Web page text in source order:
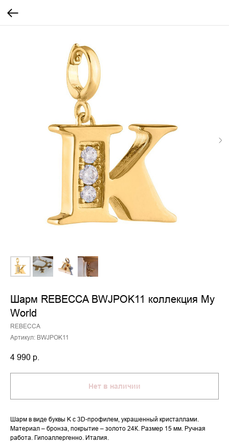
Шарм REBECCA BWJPOK11 коллекция My
World
REBECCA
Артикул: BWJPOK11
4 990 р.
Нет в наличии
Шарм в виде буквы K с 3D-профилем, украшенный кристаллами.
Материал – бронза, покрытие – золото 24К. Размер 15 мм. Ручная
работа. Гипоаллергенно. Италия.